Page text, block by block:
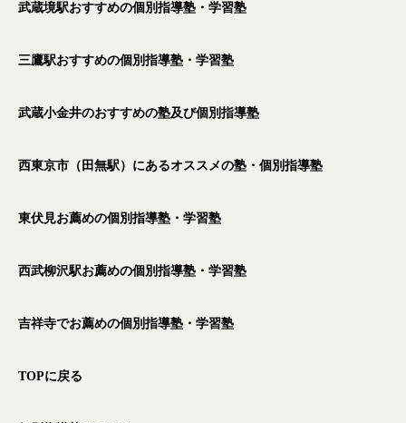
武蔵境駅おすすめの個別指導塾・学習塾
三鷹駅おすすめの個別指導塾・学習塾
武蔵小金井のおすすめの塾及び個別指導塾
西東京市（田無駅）にあるオススメの塾・個別指導塾
東伏見お薦めの個別指導塾・学習塾
西武柳沢駅お薦めの個別指導塾・学習塾
吉祥寺でお薦めの個別指導塾・学習塾
TOPに戻る